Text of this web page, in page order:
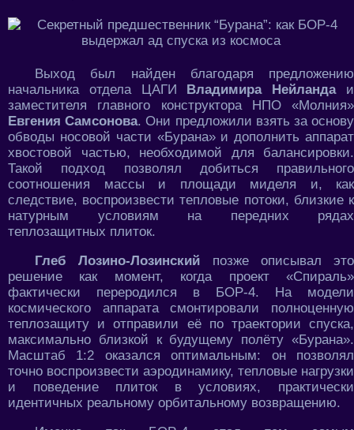
Выход был найден благодаря предложению
начальника отдела ЦАГИ Владимира Нейландаи
заместителя главного конструктора НПО «Молния»
Евгения Самсонова. Они предложили взять за основу
обводы носовой части «Бурана» и дополнить аппарат
хвостовой частью, необходимой для балансировки.
Такой подход позволял добиться правильного
соотношения массы и площади миделя и, как
следствие, воспроизвести тепловые потоки, близкие к
натурным условиям на передних рядах
теплозащитных плиток.
Глеб Лозино-Лозинский позже описывал это
решение как момент, когда проект «Спираль»
фактически переродился в БОР-4. На модели
космического аппарата смонтировали полноценную
теплозащиту и отправили её по траектории спуска,
максимально близкой к будущему полёту «Бурана».
Масштаб 1:2 оказался оптимальным: он позволял
точно воспроизвести аэродинамику, тепловые нагрузки
и поведение плиток в условиях, практически
идентичных реальному орбитальному возвращению.